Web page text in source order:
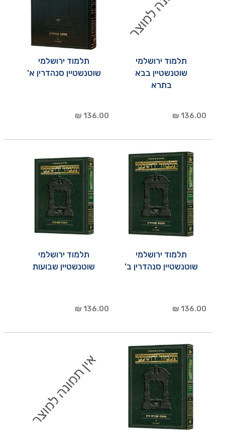
תלמוד ירושלמי
שוטנשטיין בבא
בתרא
136.00 ₪
תלמוד ירושלמי
שוטנשטיין סנהדרין א'
136.00 ₪
תלמוד ירושלמי
שוטנשטיין סנהדרין ב'
136.00 ₪
תלמוד ירושלמי
שוטנשטיין שבועות
136.00 ₪